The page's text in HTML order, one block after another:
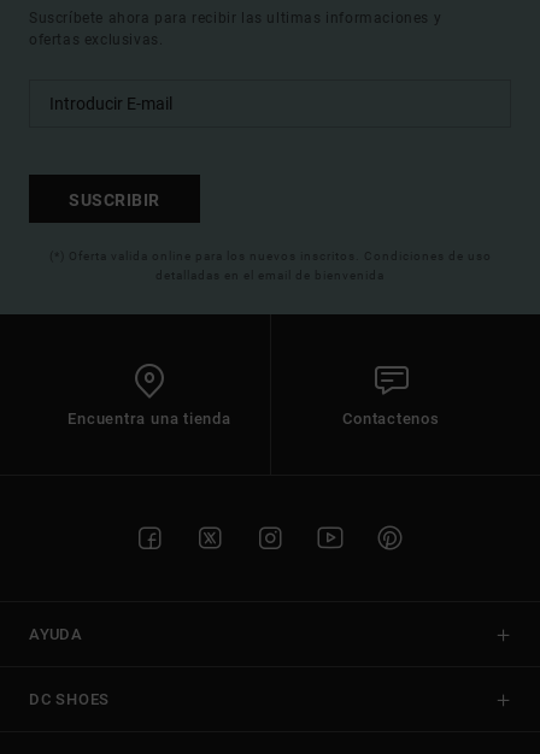
Suscríbete ahora para recibir las ultimas informaciones y
ofertas exclusivas.
SUSCRIBIR
(*) Oferta valida online para los nuevos inscritos. Condiciones de uso
detalladas en el email de bienvenida
Encuentra una tienda Contactenos
AYUDA
DC SHOES